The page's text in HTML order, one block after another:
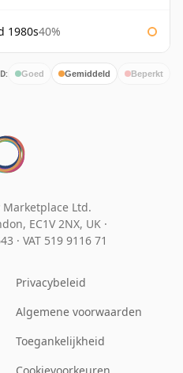
1980s40%
Goed Gemiddeld Beperkt
Ltd.
EC1V 2NX, UK ·
· VAT 519 9116 71
Privacybeleid
Algemene voorwaarden
Toegankelijkheid